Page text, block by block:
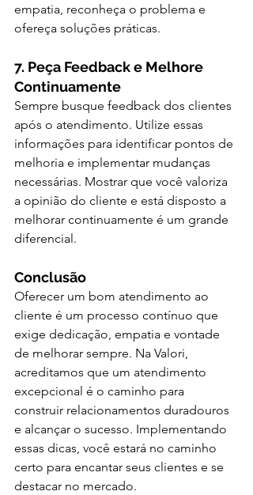
empatia, reconheça o problema e
ofereça soluções práticas.
7. Peça Feedback e Melhore
Continuamente
Sempre busque feedback dos clientes
após o atendimento. Utilize essas
informações para identificar pontos de
melhoria e implementar mudanças
necessárias. Mostrar que você valoriza
a opinião do cliente e está disposto a
melhorar continuamente é um grande
diferencial.
Conclusão
Oferecer um bom atendimento ao
cliente é um processo contínuo que
exige dedicação, empatia e vontade
de melhorar sempre. Na Valori,
acreditamos que um atendimento
excepcional é o caminho para
construir relacionamentos duradouros
e alcançar o sucesso. Implementando
essas dicas, você estará no caminho
certo para encantar seus clientes e se
destacar no mercado.